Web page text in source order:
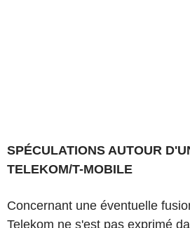
SPÉCULATIONS AUTOUR
TELEKOM/T-MOBILE
Concernant une éventuelle
Telekom ne s'est pas exprimé